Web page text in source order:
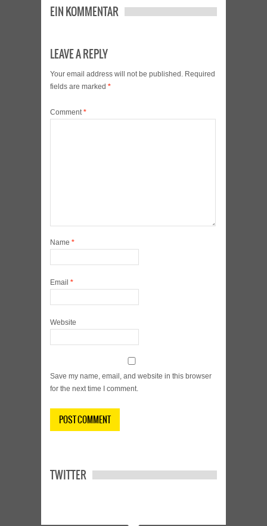
EIN KOMMENTAR
LEAVE A REPLY
Your email address will not be published. Required
fields are marked *
Comment*
Name *
Email *
Website
Save my name, email, and website in this browser
for the next time I comment.
TWITTER